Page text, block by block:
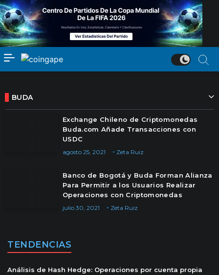
BUDA
Exchange Chileno de Criptomonedas
Buda.com Añade Transacciones con
USDC
Zeta Ruiz
agosto 25, 2021
Banco de Bogotá y Buda Forman Alianza
Para Permitir a los Usuarios Realizar
Operaciones con Criptomonedas
Zeta Ruiz
julio 30, 2021
TENDENCIAS
Análisis de Hash Hedge: Operaciones por cuenta propia